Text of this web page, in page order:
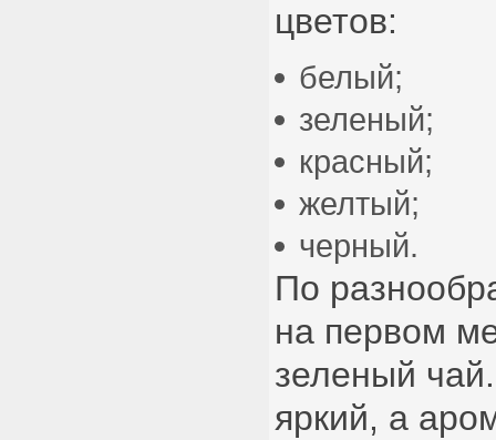
цветов:
белый;
зеленый;
красный;
желтый;
черный.
По
на первом
зеленый
яркий, а